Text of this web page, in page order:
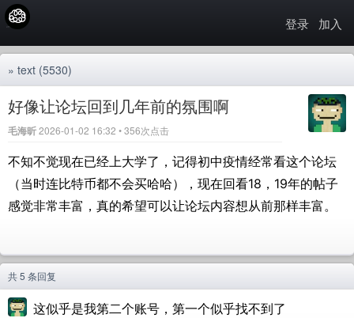
登录 加入
» text (5530)
好像让论坛回到几年前的氛围啊
毛海昕2026-01-02 16:32 • 356次点击
不知不觉现在已经上大学了，记得初中疫情经常看这个论坛
（当时连比特币都不会买哈哈），现在回看18，19年的帖子
感觉非常丰富，真的希望可以让论坛内容想从前那样丰富。
共 5 条回复
这似乎是我第二个账号，第一个似乎找不到了